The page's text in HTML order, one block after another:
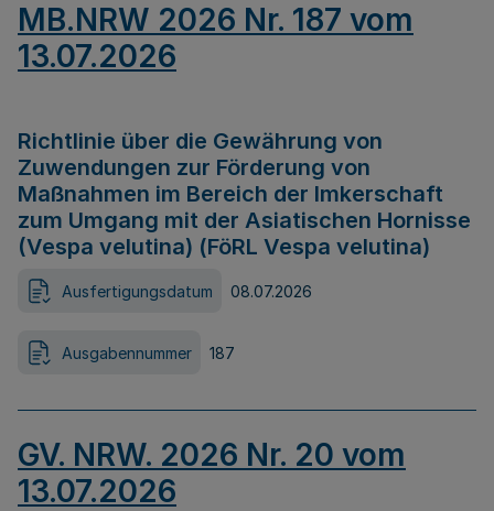
MB.NRW 2026 Nr. 187 vom
13.07.2026
Richtlinie über die Gewährung von
Zuwendungen zur Förderung von
Maßnahmen im Bereich der Imkerschaft
zum Umgang mit der Asiatischen Hornisse
(Vespa velutina) (FöRL Vespa velutina)
Ausfertigungsdatum 08.07.2026
Ausgabennummer 187
GV. NRW. 2026 Nr. 20 vom
13.07.2026